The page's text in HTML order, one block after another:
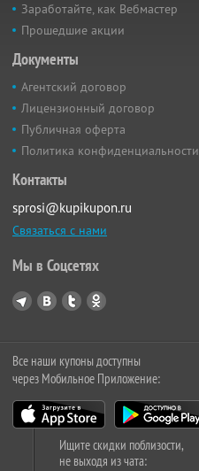
Заработайте, как Вебмастер
Прошедшие акции
Документы
Агентский договор
Лицензионный договор
Публичная оферта
Политика конфиденциальности
Контакты
sprosi@kupikupon.ru
Связаться с нами
Мы в Соцсетях
Все наши купоны доступны
через Мобильное Приложение:
Ищите скидки поблизости,
не выходя из чата: